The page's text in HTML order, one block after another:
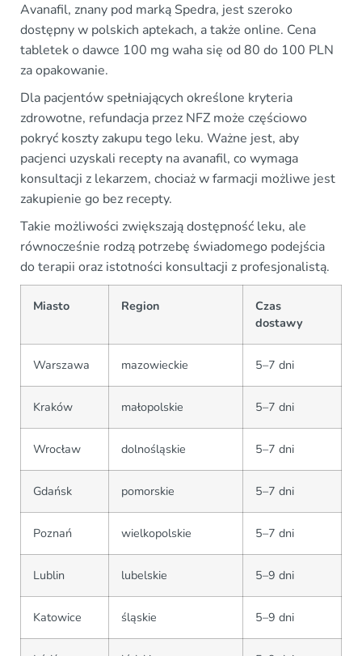
Avanafil, znany pod marką Spedra, jest szeroko
dostępny w polskich aptekach, a także online. Cena
tabletek o dawce 100 mg waha się od 80 do 100 PLN
za opakowanie.
Dla pacjentów spełniających określone kryteria
zdrowotne, refundacja przez NFZ może częściowo
pokryć koszty zakupu tego leku. Ważne jest, aby
pacjenci uzyskali recepty na avanafil, co wymaga
konsultacji z lekarzem, chociaż w farmacji możliwe jest
zakupienie go bez recepty.
Takie możliwości zwiększają dostępność leku, ale
równocześnie rodzą potrzebę świadomego podejścia
do terapii oraz istotności konsultacji z profesjonalistą.
Miasto Region
Czas
dostawy
Warszawa mazowieckie 5–7 dni
Kraków małopolskie 5–7 dni
Wrocław dolnośląskie 5–7 dni
Gdańsk pomorskie 5–7 dni
Poznań wielkopolskie 5–7 dni
Lublin lubelskie 5–9 dni
Katowice śląskie 5–9 dni